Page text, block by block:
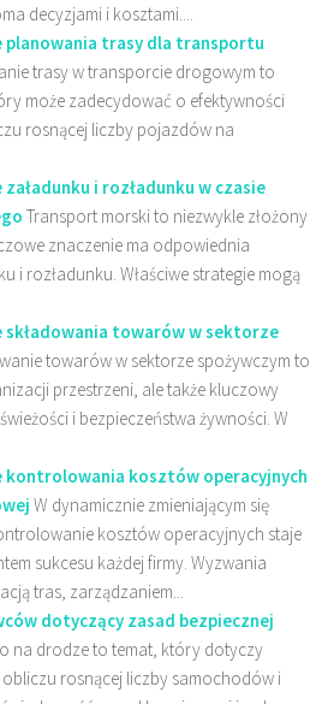
decyzjami i kosztami....
trasy dla transportu
trasy w transporcie drogowym to
może zadecydować o efektywności
rosnącej liczby pojazdów na
i rozładunku w czasie
Transport morski to niezwykle złożony
znaczenie ma odpowiednia
i rozładunku. Właściwe strategie mogą
towarów w sektorze
towarów w sektorze spożywczym to
przestrzeni, ale także kluczowy
i bezpieczeństwa żywności. W
kosztów operacyjnych
W dynamicznie zmieniającym się
kosztów operacyjnych staje
sukcesu każdej firmy. Wyzwania
tras, zarządzaniem...
dotyczący zasad bezpiecznej
na drodze to temat, który dotyczy
rosnącej liczby samochodów i